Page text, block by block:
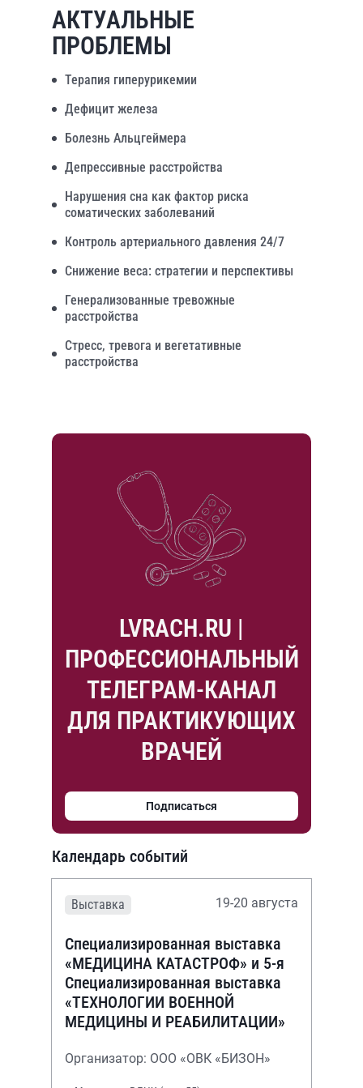
АКТУАЛЬНЫЕ
ПРОБЛЕМЫ
Терапия гиперурикемии
Дефицит железа
Болезнь Альцгеймера
Депрессивные расстройства
Нарушения сна как фактор риска
соматических заболеваний
Контроль артериального давления 24/7
Снижение веса: стратегии и перспективы
Генерализованные тревожные
расстройства
Стресс, тревога и вегетативные
расстройства
LVRACH.RU |
ПРОФЕССИОНАЛЬНЫЙ
ТЕЛЕГРАМ-КАНАЛ
ДЛЯ ПРАКТИКУЮЩИХ
ВРАЧЕЙ
Подписаться
Календарь событий
Выставка 19-20 августа
Специализированная выставка
«МЕДИЦИНА КАТАСТРОФ» и 5-я
Специализированная выставка
«ТЕХНОЛОГИИ ВОЕННОЙ
МЕДИЦИНЫ И РЕАБИЛИТАЦИИ»
Организатор: ООО «ОВК «БИЗОН»